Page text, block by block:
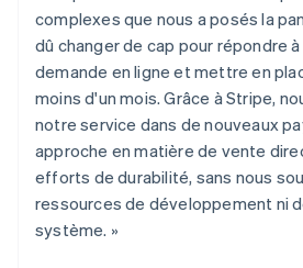
complexes que nous a posés la
dû changer de cap pour répondre
demande en ligne et mettre en
moins d'un mois. Grâce à Stripe,
notre service dans de nouveaux
approche en matière de vente
efforts de durabilité, sans nous
ressources de développement ni
système. »
Autriche
Deutsch English
Belgique
Nederlands Français DeutschEnglish
Brésil
PortuguêsEnglish
Bulgarie
English
EnglishFrançais
Chine continentale